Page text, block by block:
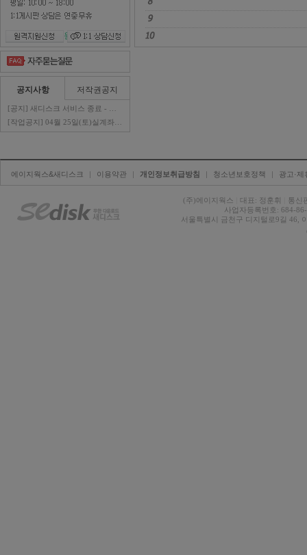
원격지원신청 1대1 상담신청
공지사항 저작권공지
에이지웍스&새디스크 | 이용약관 | 개인정보취급방침 | 청소년보호정책 | 광고·제
(주)에이지웍스 대표: 정훈휘
통신
사업자등록번호: 684-
서울특별시 금천구 디지털로9길 46,